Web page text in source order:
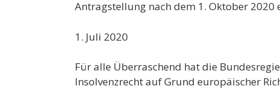
Antragstellung nach dem 1. Oktober 2020
1. Juli 2020
Für alle Überraschend hat die
Insolvenzrecht auf Grund europäischer